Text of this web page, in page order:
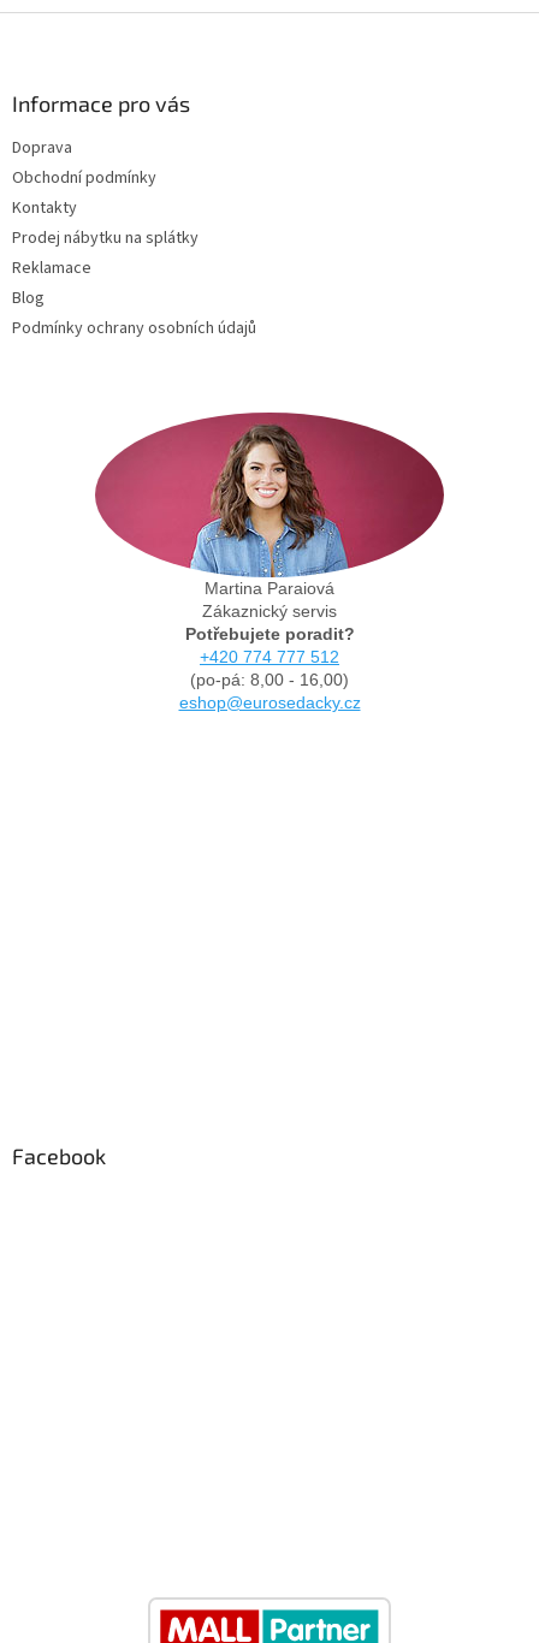
Informace pro vás
Doprava
Obchodní podmínky
Kontakty
Prodej nábytku na splátky
Reklamace
Blog
Podmínky ochrany osobních údajů
Martina Paraiová
Zákaznický servis
Potřebujete poradit?
+420 774 777 512
(po-pá: 8,00 - 16,00)
eshop@eurosedacky.cz
Facebook